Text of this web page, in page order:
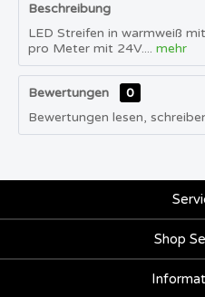
Beschreibung
LED Streifen in warmweiß
pro Meter mit 24V.... mehr
Bewertungen
0
Bewertungen lesen,
Shop